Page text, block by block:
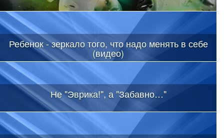
Ребенок - зеркало того, что надо менять в себе
(видео)
Не "Эврика!", а "Забавно…"